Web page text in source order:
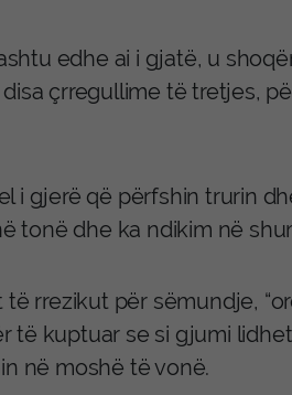
edhe ai i gjatë, u
çrregullime të tretjes,
i gjerë që përfshin trurin
tonë dhe ka ndikim në
të rrezikut për sëmundje,
të kuptuar se si gjumi
në moshë të vonë.